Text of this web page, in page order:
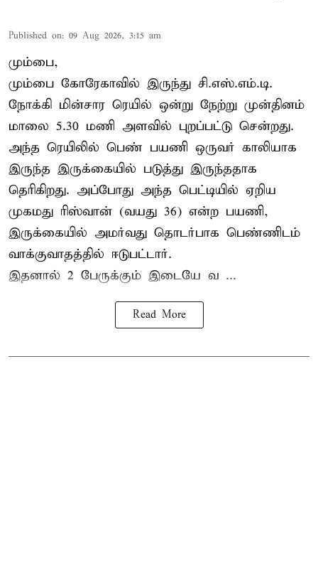
Published on: 09 Aug 2026, 3:15 am
மும்பை,
மும்பை கோரேகாவில் இருந்து சி.எஸ்.எம்.டி.
நோக்கி மின்சார ரெயில் ஒன்று நேற்று முன்தினம்
மாலை 5.30 மணி அளவில் புறப்பட்டு சென்றது.
அந்த ரெயிலில் பெண் பயணி ஒருவர் காலியாக
இருந்த இருக்கையில் படுத்து இருந்ததாக
தெரிகிறது. அப்போது அந்த பெட்டியில் ஏறிய
முகமது ரிஸ்வான் (வயது 36) என்ற பயணி,
இருக்கையில் அமர்வது தொடர்பாக பெண்ணிடம்
வாக்குவாதத்தில் ஈடுபட்டார்.
இதனால் 2 பேருக்கும் இடையே வ ...
Read More